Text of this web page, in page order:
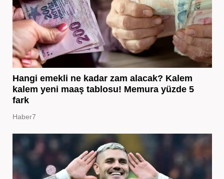
Hangi emekli ne kadar zam alacak? Kalem
kalem yeni maaş tablosu! Memura yüzde 5
fark
Haber7